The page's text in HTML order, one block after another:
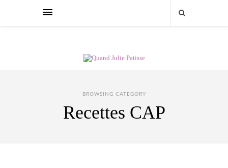
BROWSING CATEGORY
Recettes CAP